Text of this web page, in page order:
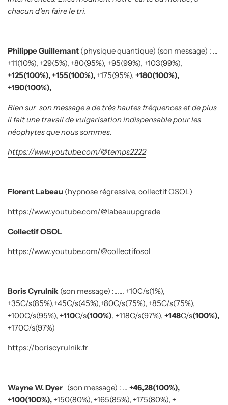
chacun d’en faire le tri.
Philippe Guillemant (physique quantique) (son message) : …
+11(10%), +29(5%), +80(95%), +95(99%), +103(99%),
+125(100%), +155(100%), +175(95%), +180(100%),
+190(100%),
Bien sur son message a de très hautes fréquences et de plus
il fait une travail de vulgarisation indispensable pour les
néophytes que nous sommes.
https://www.youtube.com/@temps2222
Florent Labeau (hypnose régressive, collectif OSOL)
https://www.youtube.com/@labeauupgrade
Collectif OSOL
https://www.youtube.com/@collectifosol
Boris Cyrulnik (son message) :…… +10C/s(1%),
+35C/s(85%),+45C/s(45%),+80C/s(75%), +85C/s(75%),
+100C/s(95%), +110C/s(100%), +118C/s(97%), +148C/s(100%),
+170C/s(97%)
https://boriscyrulnik.fr
Wayne W. Dyer (son message) : … +46,28(100%),
+100(100%), +150(80%), +165(85%), +175(80%), +